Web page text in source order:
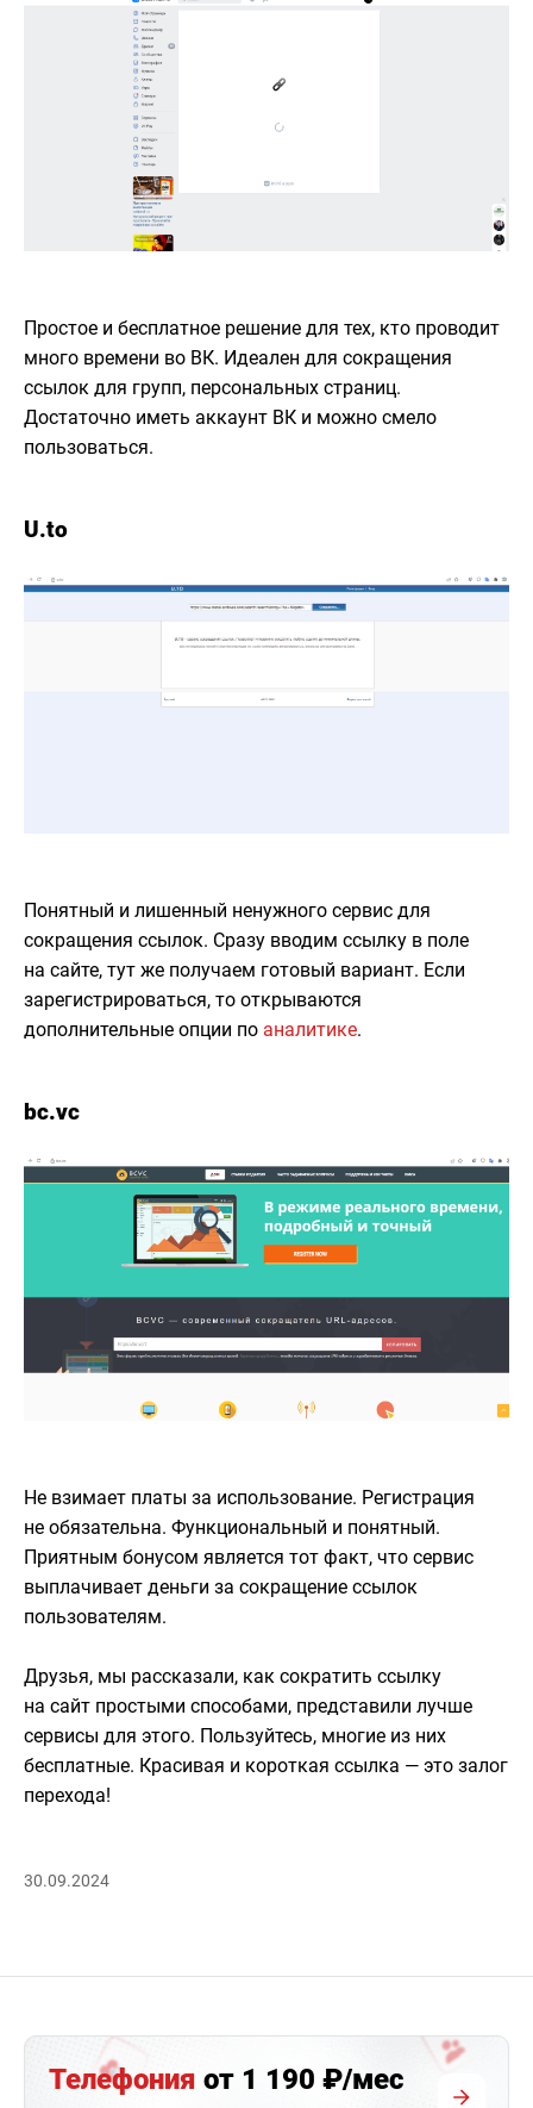
Простое и бесплатное решение для тех, кто проводит
много времени во ВК. Идеален для сокращения
ссылок для групп, персональных страниц.
Достаточно иметь аккаунт ВК и можно смело
пользоваться.
U.to
Понятный и лишенный ненужного сервис для
сокращения ссылок. Сразу вводим ссылку в поле
на сайте, тут же получаем готовый вариант. Если
зарегистрироваться, то открываются
дополнительные опции по аналитике.
bc.vc
Не взимает платы за использование. Регистрация
не обязательна. Функциональный и понятный.
Приятным бонусом является тот факт, что сервис
выплачивает деньги за сокращение ссылок
пользователям.
Друзья, мы рассказали, как сократить ссылку
на сайт простыми способами, представили лучше
сервисы для этого. Пользуйтесь, многие из них
бесплатные. Красивая и короткая ссылка — это залог
перехода!
30.09.2024
Телефония от 1 190 ₽/мес